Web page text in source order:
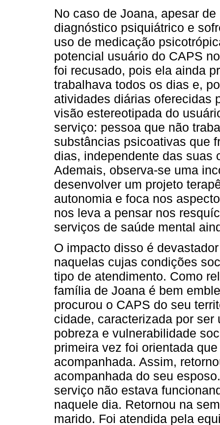
No caso de Joana, apesar
diagnóstico psiquiátrico e
uso de medicação
potencial usuário do CAPS
foi recusado, pois ela ainda
trabalhava todos os dias e,
atividades diárias oferecidas
visão estereotipada do
serviço: pessoa que não
substâncias psicoativas que
dias, independente das suas
Ademais, observa-se uma
desenvolver um projeto
autonomia e foca nos
nos leva a pensar nos
serviços de saúde mental
O impacto disso é
naquelas cujas condições
tipo de atendimento. Como
família de Joana é bem
procurou o CAPS do seu
cidade, caracterizada por
pobreza e vulnerabilidade
primeira vez foi orientada
acompanhada. Assim,
acompanhada do seu
serviço não estava
naquele dia. Retornou na
marido. Foi atendida pela